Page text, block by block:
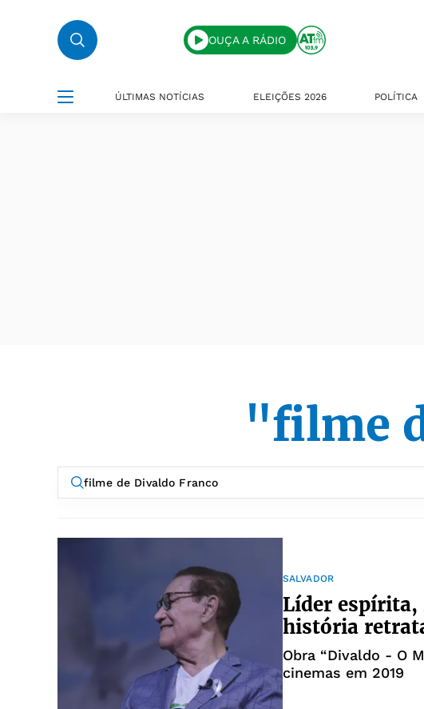
OUÇA A RÁDIO
ÚLTIMAS NOTÍCIAS ELEIÇÕES 2026 POLÍTICA
"filme
SALVADOR
Líder espírita,
história
Obra “Divaldo - O
cinemas em 2019